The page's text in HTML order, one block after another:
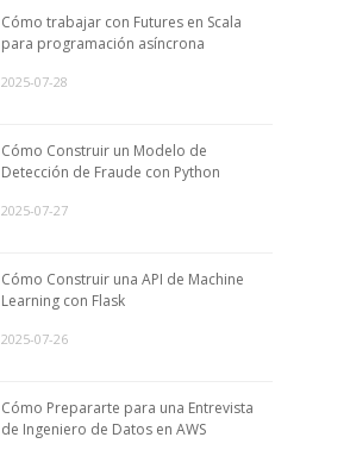
Cómo trabajar con Futures en Scala
para programación asíncrona
2025-07-28
Cómo Construir un Modelo de
Detección de Fraude con Python
2025-07-27
Cómo Construir una API de Machine
Learning con Flask
2025-07-26
Cómo Prepararte para una Entrevista
de Ingeniero de Datos en AWS